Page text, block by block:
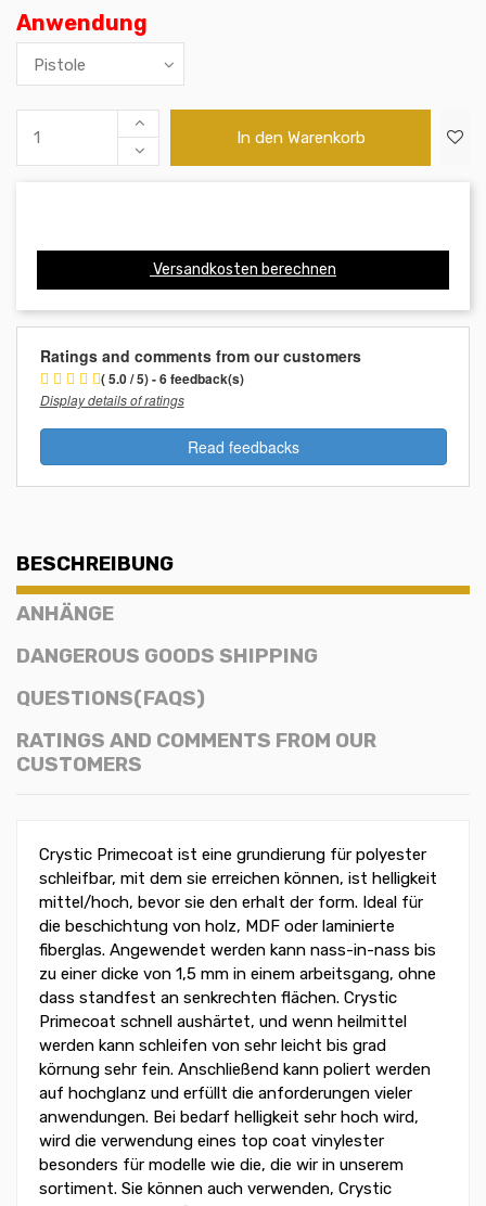
Anwendung
In den Warenkorb
Versandkosten berechnen
Ratings and comments from our customers
( 5.0 / 5) - 6 feedback(s)
Display details of ratings
Read feedbacks
BESCHREIBUNG
ANHÄNGE
DANGEROUS GOODS SHIPPING
QUESTIONS(FAQS)
RATINGS AND COMMENTS FROM OUR
CUSTOMERS
Crystic Primecoat ist eine grundierung für polyester
schleifbar, mit dem sie erreichen können, ist helligkeit
mittel/hoch, bevor sie den erhalt der form. Ideal für
die beschichtung von holz, MDF oder laminierte
fiberglas. Angewendet werden kann nass-in-nass bis
zu einer dicke von 1,5 mm in einem arbeitsgang, ohne
dass standfest an senkrechten flächen. Crystic
Primecoat schnell aushärtet, und wenn heilmittel
werden kann schleifen von sehr leicht bis grad
körnung sehr fein. Anschließend kann poliert werden
auf hochglanz und erfüllt die anforderungen vieler
anwendungen. Bei bedarf helligkeit sehr hoch wird,
wird die verwendung eines top coat vinylester
besonders für modelle wie die, die wir in unserem
sortiment. Sie können auch verwenden, Crystic